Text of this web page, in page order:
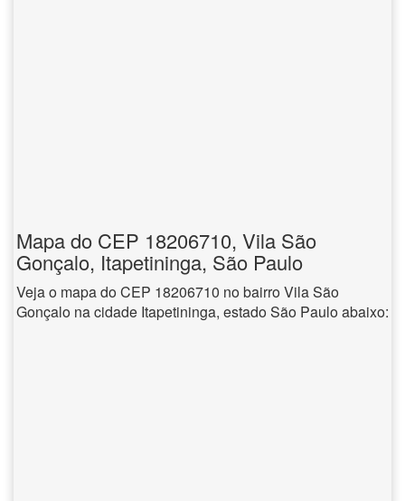
Mapa do CEP 18206710, Vila São
Gonçalo, Itapetininga, São Paulo
Veja o mapa do CEP 18206710 no bairro Vila São
Gonçalo na cidade Itapetininga, estado São Paulo abaixo: